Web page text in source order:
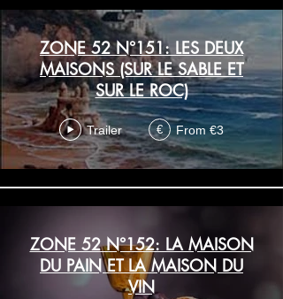
ZONE 52 N°151: LES DEUX
MAISONS (SUR LE SABLE ET
SUR LE ROC)
Trailer € From €3
ZONE 52 N°152: LA MAISON
DU PAIN ET LA MAISON DU
VIN